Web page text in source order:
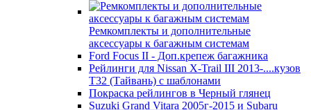
Ремкомплекты и дополнительные
аксессуары к багажным системам
Ford Focus II - Доп.крепеж багажника
Рейлинги для Nissan X-Trail III 2013-....кузов
T32 (Тайвань) с шаблонами
Покраска рейлингов в Черный глянец
Suzuki Grand Vitara 2005г-2015 и Subaru